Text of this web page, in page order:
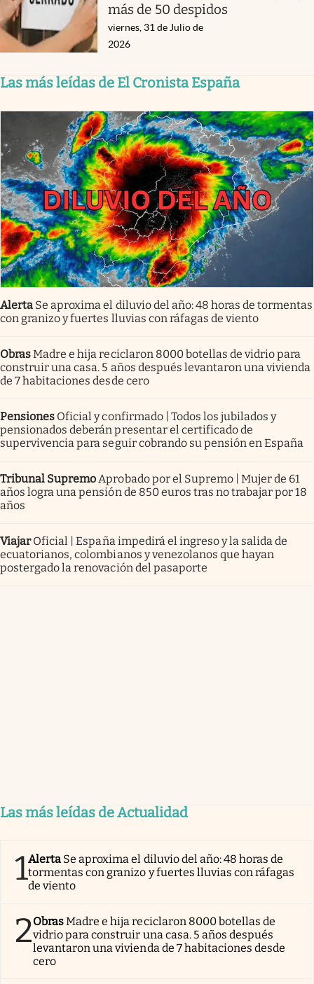
más de 50 despidos
viernes, 31 de Julio de
2026
Las más leídas de El Cronista España
Alerta Se aproxima el diluvio del año: 48 horas de tormentas
con granizo y fuertes lluvias con ráfagas de viento
ObrasMadre e hija reciclaron 8000 botellas de vidrio para
construir una casa. 5 años después levantaron una vivienda
de 7 habitaciones desde cero
Pensiones Oficial y confirmado | Todos los jubilados y
pensionados deberán presentar el certificado de
supervivencia para seguir cobrando su pensión en España
Tribunal Supremo Aprobado por el Supremo | Mujer de 61
años logra una pensión de 850 euros tras no trabajar por 18
años
Viajar Oficial | España impedirá el ingreso y la salida de
ecuatorianos, colombianos y venezolanos que hayan
postergado la renovación del pasaporte
Las más leídas de Actualidad
1Alerta Se aproxima el diluvio del año: 48 horas de
tormentas con granizo y fuertes lluvias con ráfagas
de viento
2ObrasMadre e hija reciclaron 8000 botellas de
vidrio para construir una casa. 5 años después
levantaron una vivienda de 7 habitaciones desde
cero